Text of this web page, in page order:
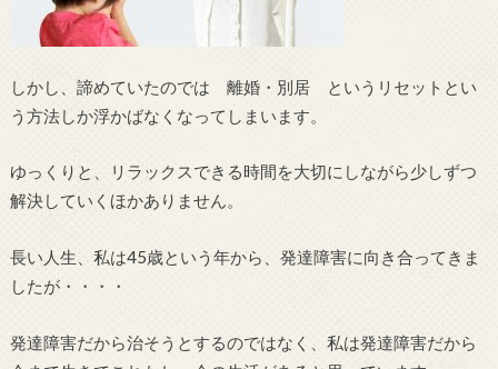
しかし、諦めていたのでは 離婚・別居 というリセットとい
う方法しか浮かばなくなってしまいます。
ゆっくりと、リラックスできる時間を大切にしながら少しずつ
解決していくほかありません。
長い人生、私は45歳という年から、発達障害に向き合ってきま
したが・・・・
発達障害だから治そうとするのではなく、私は発達障害だから